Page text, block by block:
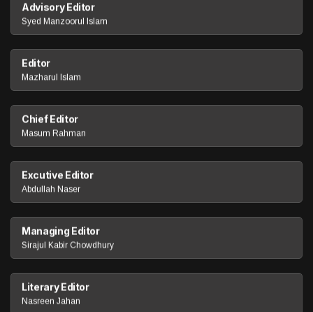
Advisory Editor
Syed Manzoorul Islam
Editor
Mazharul Islam
Chief Editor
Masum Rahman
Excutive Editor
Abdullah Naser
Managing Editor
Sirajul Kabir Chowdhury
Literary Editor
Nasreen Jahan